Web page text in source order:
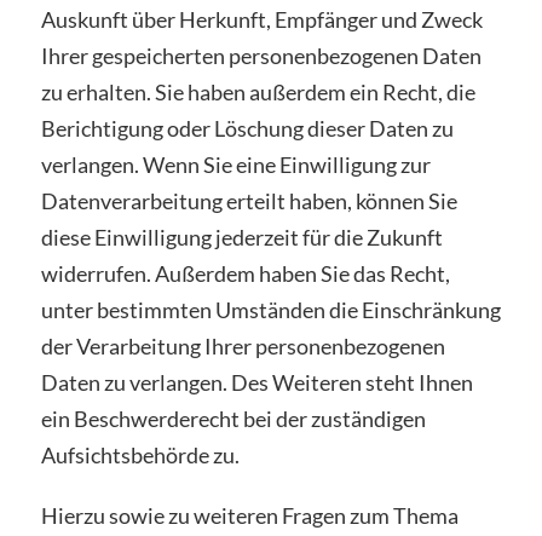
Auskunft über Herkunft, Empfänger und Zweck
Ihrer gespeicherten personenbezogenen Daten
zu erhalten. Sie haben außerdem ein Recht, die
Berichtigung oder Löschung dieser Daten zu
verlangen. Wenn Sie eine Einwilligung zur
Datenverarbeitung erteilt haben, können Sie
diese Einwilligung jederzeit für die Zukunft
widerrufen. Außerdem haben Sie das Recht,
unter bestimmten Umständen die Einschränkung
der Verarbeitung Ihrer personenbezogenen
Daten zu verlangen. Des Weiteren steht Ihnen
ein Beschwerderecht bei der zuständigen
Aufsichtsbehörde zu.
Hierzu sowie zu weiteren Fragen zum Thema